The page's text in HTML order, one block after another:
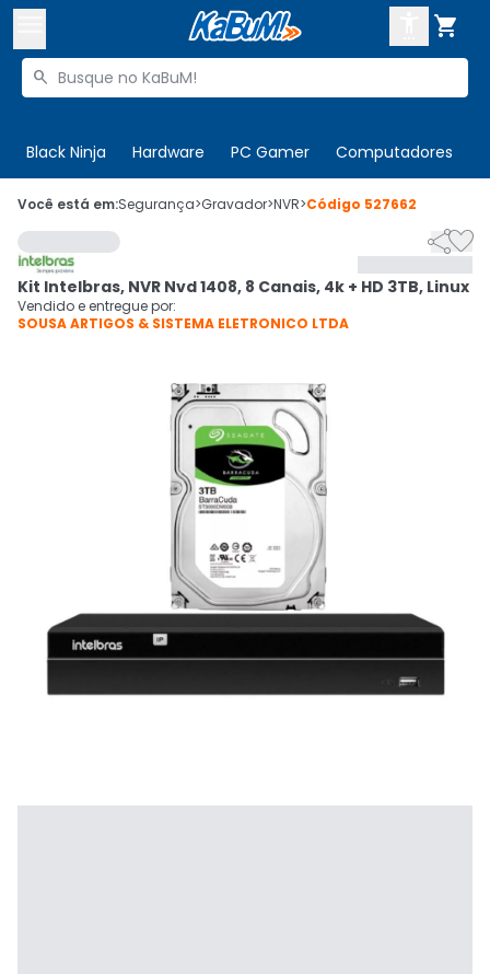

Buscar produtos

Black Ninja Hardware PC Gamer Computadores
 Olá. Acesse sua conta
 Departamentos
Cupons
Ativar tradutor em libras
CADASTRE-SE
Você está em:Segurança>Gravador>NVR>Código 527662

Kit Intelbras, NVR Nvd 1408, 8 Canais, 4k + HD 3TB, Linux
Vendido e entregue por:
SOUSA ARTIGOS & SISTEMA ELETRONICO LTDA